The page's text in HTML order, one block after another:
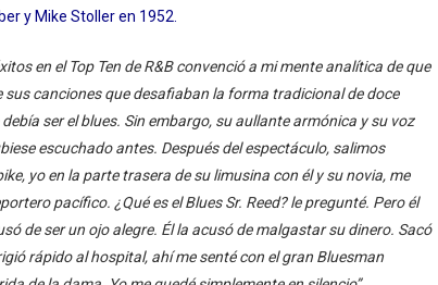
y Mike Stoller en 1952.
en el Top Ten de R&B convenció a mi mente analítica de que
canciones que desafiaban la forma tradicional de doce
ser el blues. Sin embargo, su aullante armónica y su voz
escuchado antes. Después del espectáculo, salimos
yo en la parte trasera de su limusina con él y su novia, me
pacífico. ¿Qué es el Blues Sr. Reed? le pregunté. Pero él
de ser un ojo alegre. Él la acusó de malgastar su dinero. Sacó
rápido al hospital, ahí me senté con el gran Bluesman